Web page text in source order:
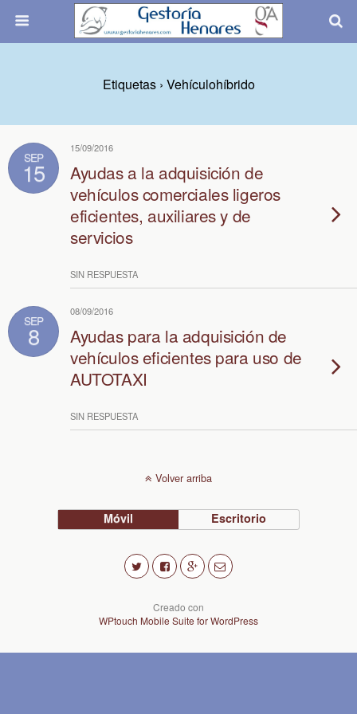
Etiquetas › Vehículohíbrido
SEP
15
15/09/2016
Ayudas a la adquisición de
vehículos comerciales ligeros
eficientes, auxiliares y de
servicios
SIN RESPUESTA
SEP
8
08/09/2016
Ayudas para la adquisición de
vehículos eficientes para uso de
AUTOTAXI
SIN RESPUESTA
Volver arriba
Móvil Escritorio
Creado con
WPtouch Mobile Suite for WordPress